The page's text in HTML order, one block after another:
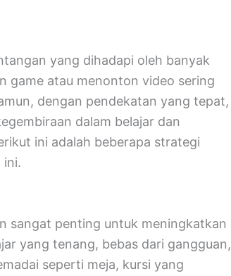
yang dihadapi oleh banyak
game atau menonton video sering
dengan pendekatan yang tepat,
dalam belajar dan
ini adalah beberapa strategi
ini.
sangat penting untuk meningkatkan
yang tenang, bebas dari gangguan,
seperti meja, kursi yang